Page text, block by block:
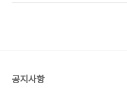
문 아닌가? 살기 위해서, 맛있으니까 등등에
공지사항